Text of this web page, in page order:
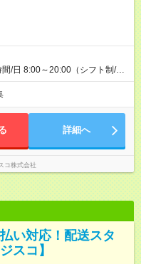
関係 1日150個配達×25日勤務
/日 8:00～20:00（シフト制/実
では週4も有り） ※配達状況に
※案件により多少の前後あり
詳細へ
コ株式会社
い対応！配送スタ
スコ】